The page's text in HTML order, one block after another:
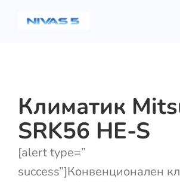
Климатик
SRK56 HE-S
[alert type=”
success”]Конвенционален